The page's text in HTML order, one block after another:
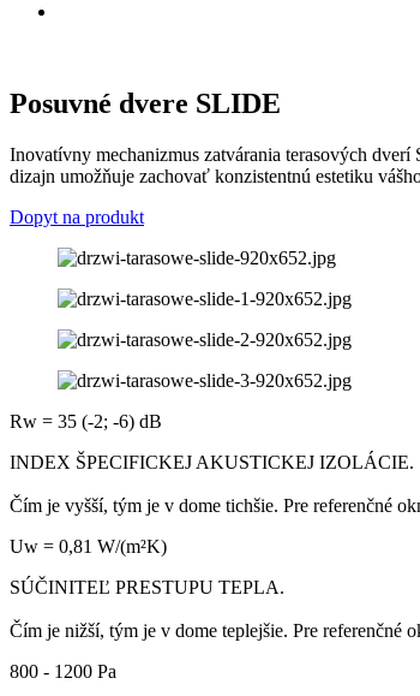
Posuvné dvere SLIDE
Inovatívny mechanizmus zatvárania terasových
dizajn umožňuje zachovať konzistentnú estetiku
Dopyt na produkt
Rw = 35 (-2; -6) dB
INDEX ŠPECIFICKEJ AKUSTICKEJ IZOLÁCIE.
Čím je vyšší, tým je v dome tichšie. Pre referenčné
Uw = 0,81 W/(m²K)
SÚČINITEĽ PRESTUPU TEPLA.
Čím je nižší, tým je v dome teplejšie. Pre referenčné
800 - 1200 Pa